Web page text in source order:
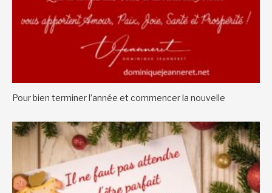
Pour bien terminer l’année et commencer la nouvelle